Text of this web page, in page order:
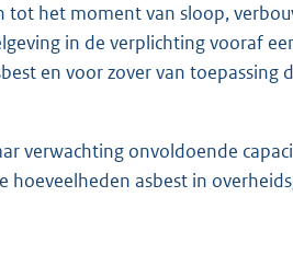
tot het moment van sloop,
in de verplichting vooraf
en voor zover van toepassing
verwachting onvoldoende
asbest in